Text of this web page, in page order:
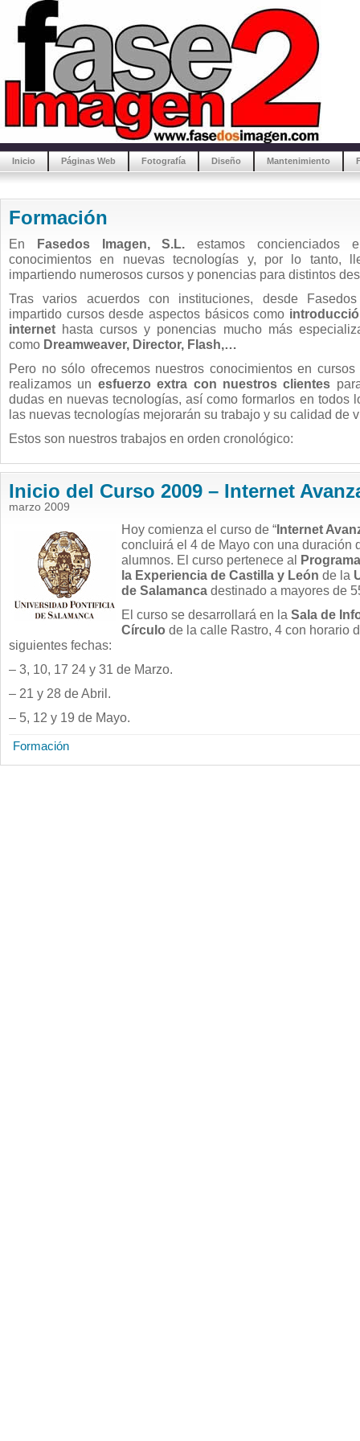
Inicio Páginas Web Fotografía Diseño Mantenimiento
Formación
En Fasedos Imagen, S.L. estamos concienciados
conocimientos en nuevas tecnologías y, por lo tanto,
impartiendo numerosos cursos y ponencias para distintos
Tras varios acuerdos con instituciones, desde
impartido cursos desde aspectos básicos como
internet hasta cursos y ponencias mucho más
como Dreamweaver, Director, Flash,…
Pero no sólo ofrecemos nuestros conocimientos en
realizamos un esfuerzo extra con nuestros clientes
dudas en nuevas tecnologías, así como formarlos en todos
las nuevas tecnologías mejorarán su trabajo y su calidad de
Estos son nuestros trabajos en orden cronológico:
Inicio del Curso 2009 – Internet
marzo 2009
Hoy comienza el curso de “Internet
concluirá el 4 de Mayo con una duración
alumnos. El curso pertenece al
la Experiencia de Castilla y León de la
de Salamanca destinado a mayores de
El curso se desarrollará en la Sala de
Círculo de la calle Rastro, 4 con horario
siguientes fechas:
– 3, 10, 17 24 y 31 de Marzo.
– 21 y 28 de Abril.
– 5, 12 y 19 de Mayo.
Formación